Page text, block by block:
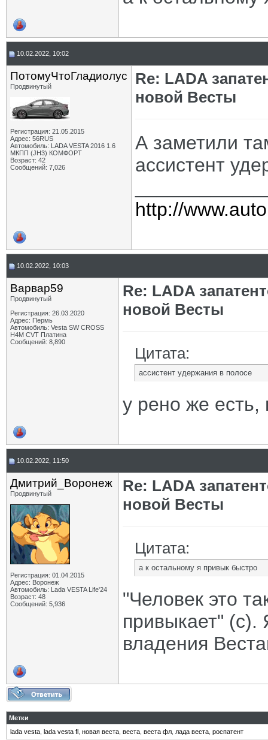
10.02.2022, 10:02
ПотомуЧтоГладиолус
Продвинутый
Регистрация: 21.05.2015
Адрес: 56RUS
Автомобиль: LADA VESTA 2016 1.6
МКПП (JH3) КОМФОРТ
Возраст: 42
Сообщений: 7,026
Re: LADA
новой Весты
А заметили
ассистент
http://
10.02.2022, 10:03
Варвар59
Продвинутый
Регистрация: 26.03.2020
Адрес: Пермь
Автомобиль: Vesta SW CROSS
H4M CVT Платина
Сообщений: 8,890
Re: LADA
новой Весты
Цитата:
ассистент удержания в полосе
у рено же
10.02.2022, 11:50
Дмитрий_Воронеж
Продвинутый
Регистрация: 01.04.2015
Адрес: Воронеж
Автомобиль: Lada VESTA Life'24
Возраст: 48
Сообщений: 5,936
Re: LADA
новой Весты
Цитата:
а к остальному я привык быстро
"Человек это
привыкает" (с).
владения
Метки
lada vesta lada vesta fl новая веста веста веста фл лада веста роспатент